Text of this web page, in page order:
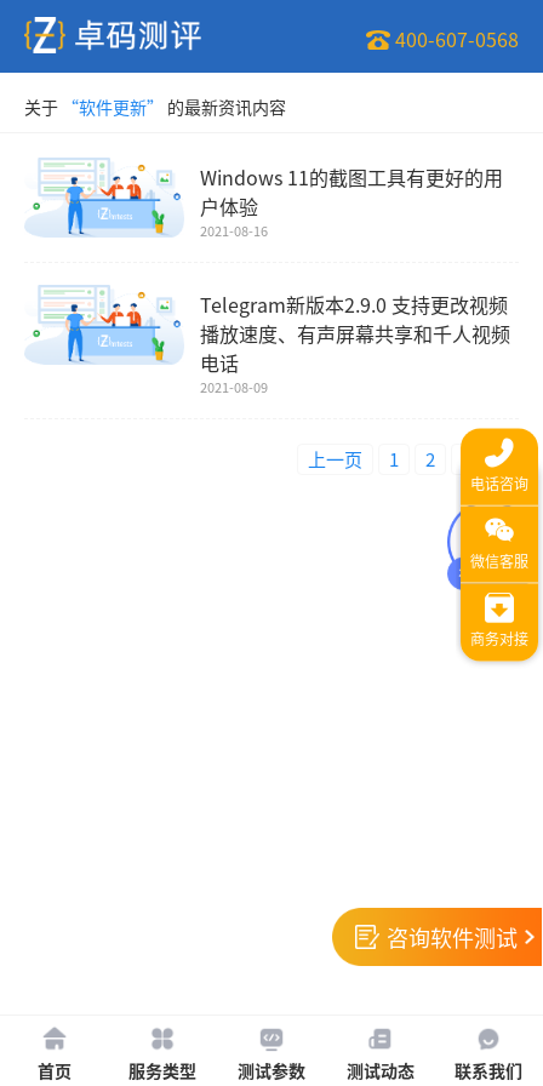
400-607-0568
关于 “软件更新” 的最新资讯内容
Windows 11的截图工具有更好的用
户体验
2021-08-16
Telegram新版本2.9.0 支持更改视频
播放速度、有声屏幕共享和千人视频
电话
2021-08-09
上一页 1 2 4
咨询软件测试
首页 服务类型 测试参数 测试动态 联系我们